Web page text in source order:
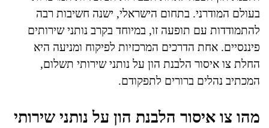
בעולם המודרני. בתחום הישראלי, ישנה חשיבות רבה
להתמודדות עם תופעה זו, במיוחד בקרב נותני שירותים
פיננסיים. אחת הדרכים המרכזיות לפיקוח ומניעה היא
החלת צו איסור הלבנת הון על נותני שירותי תשלום,
המכתיב נהלים ברורים לתפקודם.
מהו צו איסור הלבנת הון על נותני שירותי